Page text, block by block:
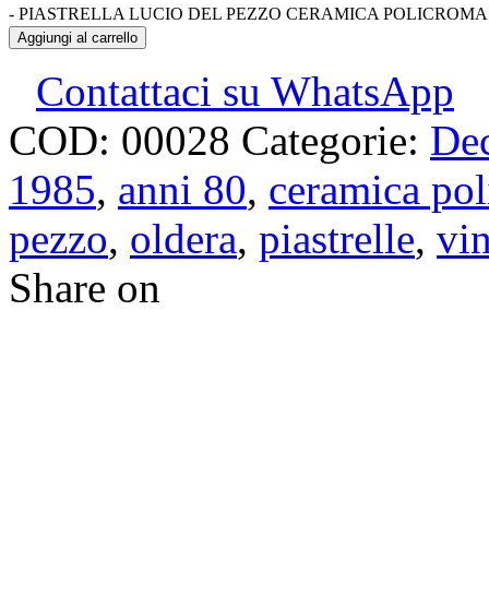
- PIASTRELLA LUCIO DEL PEZZO CERAMICA
Aggiungi al carrello
Contattaci su WhatsApp
COD: 00028 Categorie:
1985, anni 80, ceramica
pezzo, oldera, piastrelle,
Share on